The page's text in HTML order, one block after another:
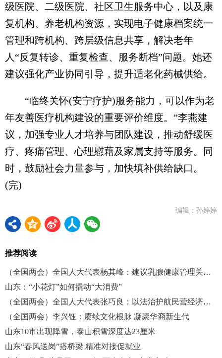
级医院、二级医院、社区卫生服务中心，以及康
复机构、养老机构资源，实现电子健康档案统一
管理和跨机构、跨层级信息共享，解决老年
人“反复转诊、重复检查、服务断档”问题。她还
建议强化产业协同引导，提升适老化药械供给。
“临终关怀(安宁疗护)服务能力，可以作为老
年友善医疗机构建设的重要评价维度。”李燕建
议，加强专业人才培养与团队建设，推动舒缓医
疗、疼痛管理、心理慰藉及家属支持等服务。同
时，鼓励社会力量参与，加快填补供给缺口。
(完)
编辑：孙婷婷
推荐阅读
（全国两会）全国人大代表杨其峰：建议乳腺健康管理关口前移
山东：“小花灯”如何撬动“大消费”
（全国两会）全国人大代表张巧良：以法治护航民营经济健康发展
（全国两会）李兴钰：赓续文化根脉 凝聚华裔新生代
山东10市出现降雪，泰山积雪深度达23厘米
山东“春风送岗”搭桥梁 精准对接促就业